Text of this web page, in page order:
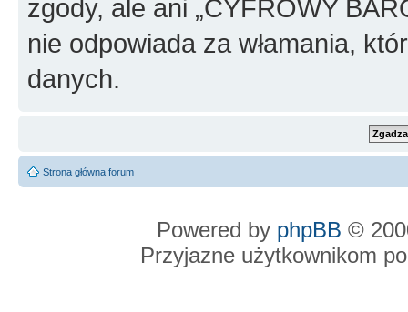
zgody, ale ani „CYFROWY
nie odpowiada za włamania,
danych.
Strona główna forum
Powered by phpBB ©
Przyjazne użytkownikom